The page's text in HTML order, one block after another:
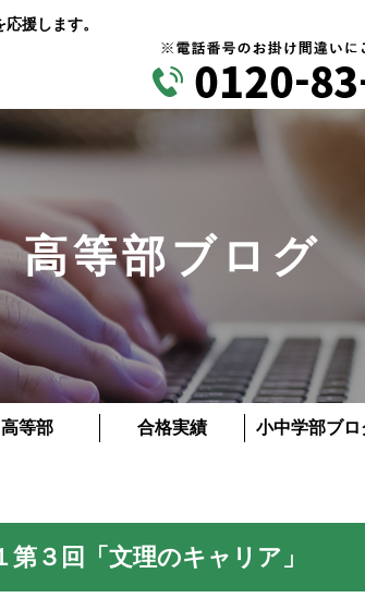
援します。
高等部ブログ
高等部 合格実績 小中学部ブロ
第３回「文理のキャリア」